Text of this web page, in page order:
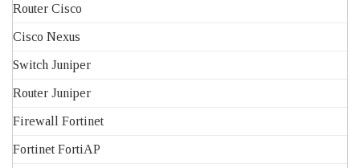
Router Cisco
Cisco Nexus
Switch Juniper
Router Juniper
Firewall Fortinet
Fortinet FortiAP